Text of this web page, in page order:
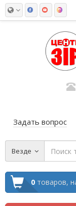
Задать вопрос
Везде
0 товаров,